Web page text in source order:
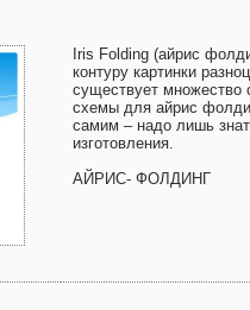
Iris Folding (айрис
контуру картинки
существует множество
схемы для айрис
самим – надо лишь
изготовления.
АЙРИС- ФОЛДИНГ